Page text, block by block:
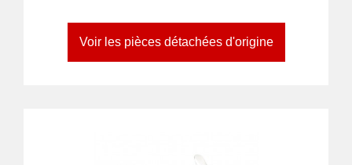
Voir les pièces détachées d'origine